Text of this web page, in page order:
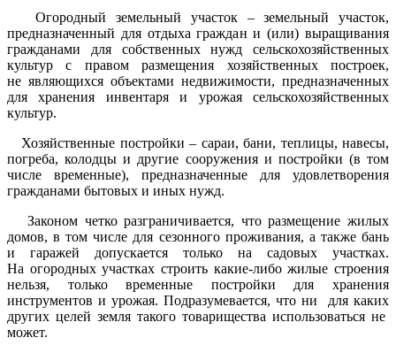
Огородный земельный участок – земельный участок,
предназначенный для отдыха граждан и (или) выращивания
гражданами для собственных нужд сельскохозяйственных
культур с правом размещения хозяйственных построек,
не являющихся объектами недвижимости, предназначенных
для хранения инвентаря и урожая сельскохозяйственных
культур.
Хозяйственные постройки – сараи, бани, теплицы, навесы,
погреба, колодцы и другие сооружения и постройки (в том
числе временные), предназначенные для удовлетворения
гражданами бытовых и иных нужд.
Законом четко разграничивается, что размещение жилых
домов, в том числе для сезонного проживания, а также бань
и гаражей допускается только на садовых участках.
На огородных участках строить какие-либо жилые строения
нельзя, только временные постройки для хранения
инструментов и урожая. Подразумевается, что ни для каких
других целей земля такого товарищества использоваться не
может.